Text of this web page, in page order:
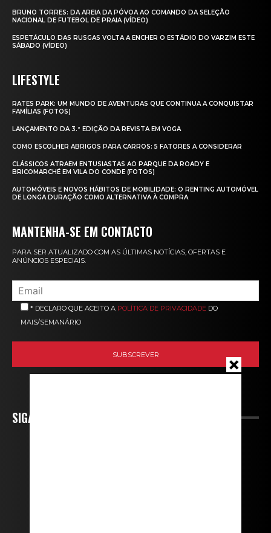
BRUNO TORRES: DA AREIA DA PÓVOA AO COMANDO DA SELEÇÃO
NACIONAL DE FUTEBOL DE PRAIA (VÍDEO)
ESPETÁCULO DAS RUSGAS VOLTA A ENCHER O ESTÁDIO DO VARZIM ESTE
SÁBADO (VÍDEO)
LIFESTYLE
RATES PARK: UM MUNDO DE AVENTURAS QUE CONTINUA A CONQUISTAR
FAMÍLIAS (FOTOS)
LANÇAMENTO DA 3.ª EDIÇÃO DA REVISTA EM VOGA
COMO ESCOLHER ABRIGOS PARA CARROS: 5 FATORES A CONSIDERAR
CLÁSSICOS ATRAEM ENTUSIASTAS AO PARQUE DA ROADY E
BRICOMARCHÉ EM VILA DO CONDE (FOTOS)
AUTOMÓVEIS E NOVOS HÁBITOS DE MOBILIDADE: O RENTING AUTOMÓVEL
DE LONGA DURAÇÃO COMO ALTERNATIVA À COMPRA
MANTENHA-SE EM CONTACTO
PARA SER ATUALIZADO COM AS ÚLTIMAS NOTÍCIAS, OFERTAS E
ANÚNCIOS ESPECIAIS.
* DECLARO QUE ACEITO A POLÍTICA DE PRIVACIDADE DO
MAIS/SEMANÁRIO
SIGA-NOS